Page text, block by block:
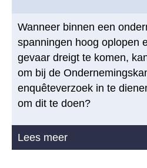
Wanneer binnen een
spanningen hoog oplopen
gevaar dreigt te komen,
om bij de
enquêteverzoek in te
om dit te doen?
Lees meer